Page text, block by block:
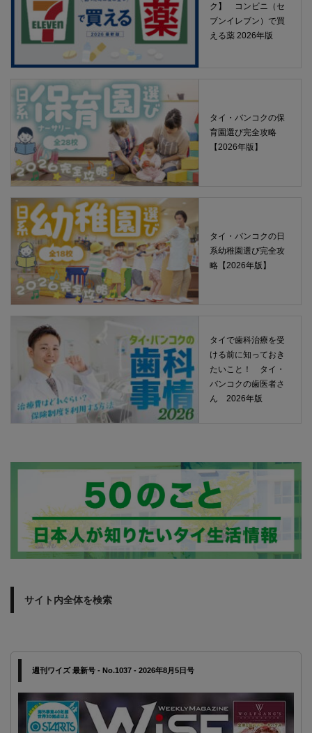
ク】 コンビニ（セ
ブンイレブン）で買
える薬 2026年版
タイ・バンコクの保
育園選び完全攻略
【2026年版】
タイ・バンコクの日
系幼稚園選び完全攻
略【2026年版】
タイで歯科治療を受
ける前に知っておき
たいこと！ タイ・
バンコクの歯医者さ
ん 2026年版
サイト内全体を検索
週刊ワイズ 最新号 - No.1037 - 2026年8月5日号